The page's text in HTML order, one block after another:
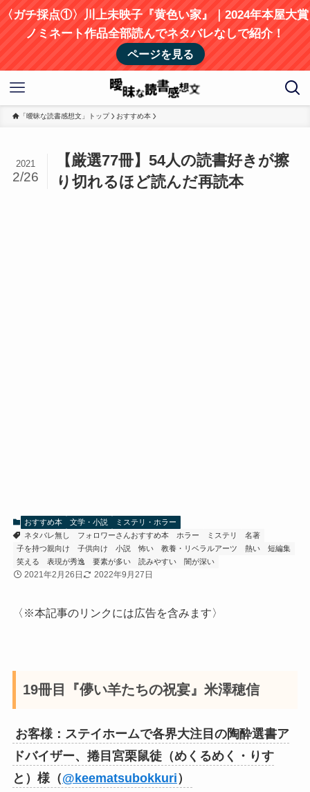
〈ガチ採点①〉川上未映子『黄色い家』｜2024年本屋大賞
ノミネート作品全部読んでネタバレなしで紹介！
ページを見る
「曖昧な読書感想文」トップ おすすめ本
【厳選77冊】54人の読書好きが擦
り切れるほど読んだ再読本
2021
2/26
おすすめ本 文学・小説
ミステリ・ホラー
ネタバレ無し
フォロワーさんおすすめ本 ホラー ミステリ
名著
子を持つ親向け
子供向け 小説 怖い 教養・リベラルアーツ 熱い
短編集
笑える
表現が秀逸 要素が多い 読みやすい 闇が深い
2021年2月26日 2022年9月27日
〈※本記事のリンクには広告を含みます〉
19冊目『儚い羊たちの祝宴』米澤穂信
お客様：ステイホームで各界大注目の陶酔選書ア
ドバイザー、捲目宮栗鼠徒（めくるめく・りす
と）様（@keematsubokkuri）